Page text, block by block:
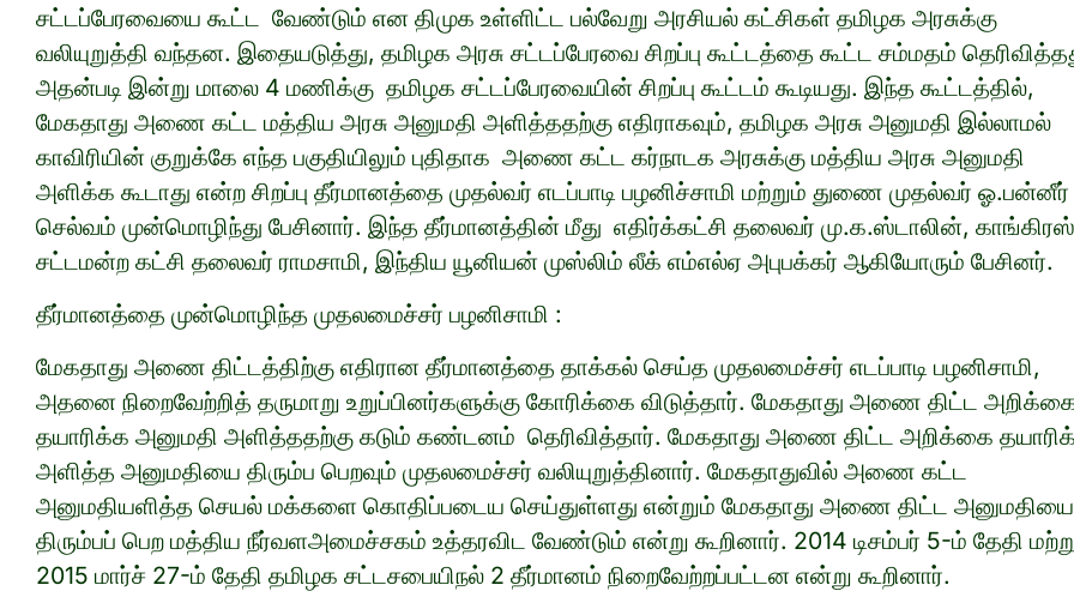
சட்டப்பேரவையை கூட்ட வேண்டும் என திமுக உள்ளிட்ட பல்வேறு அரசியல் கட்சிகள் தமிழக அரசுக்கு
வலியுறுத்தி வந்தன. இதையடுத்து, தமிழக அரசு சட்டப்பேரவை சிறப்பு கூட்டத்தை கூட்ட சம்மதம்
அதன்படி இன்று மாலை 4 மணிக்கு தமிழக சட்டப்பேரவையின் சிறப்பு கூட்டம் கூடியது. இந்த கூட்டத்தில்,
மேகதாது அணை கட்ட மத்திய அரசு அனுமதி அளித்ததற்கு எதிராகவும், தமிழக அரசு அனுமதி இல்லாமல்
காவிரியின் குறுக்கே எந்த பகுதியிலும் புதிதாக அணை கட்ட கர்நாடக அரசுக்கு மத்திய அரசு அனுமதி
அளிக்க கூடாது என்ற சிறப்பு தீர்மானத்தை முதல்வர் எடப்பாடி பழனிச்சாமி மற்றும் துணை முதல்வர் ஓ.பன்னீர்
செல்வம் முன்மொழிந்து பேசினார். இந்த தீர்மானத்தின் மீது எதிர்க்கட்சி தலைவர் மு.க.ஸ்டாலின், காங்கிரஸ்
சட்டமன்ற கட்சி தலைவர் ராமசாமி, இந்திய யூனியன் முஸ்லிம் லீக் எம்எல்ஏ அபுபக்கர் ஆகியோரும் பேசினர்.
தீர்மானத்தை முன்மொழிந்த முதலமைச்சர் பழனிசாமி :
மேகதாது அணை திட்டத்திற்கு எதிரான தீர்மானத்தை தாக்கல் செய்த முதலமைச்சர் எடப்பாடி பழனிசாமி,
அதனை நிறைவேற்றித் தருமாறு உறுப்பினர்களுக்கு கோரிக்கை விடுத்தார். மேகதாது அணை திட்ட
தயாரிக்க அனுமதி அளித்ததற்கு கடும் கண்டனம் தெரிவித்தார். மேகதாது அணை திட்ட அறிக்கை
அளித்த அனுமதியை திரும்ப பெறவும் முதலமைச்சர் வலியுறுத்தினார். மேகதாதுவில் அணை கட்ட
அனுமதியளித்த செயல் மக்களை கொதிப்படைய செய்துள்ளது என்றும் மேகதாது அணை திட்ட அனுமதியை
திரும்பப் பெற மத்திய நீர்வளஅமைச்சகம் உத்தரவிட வேண்டும் என்று கூறினார். 2014 டிசம்பர் 5-ம் தேதி
2015 மார்ச் 27-ம் தேதி தமிழக சட்டசபையிநல் 2 தீர்மானம் நிறைவேற்றப்பட்டன என்று கூறினார்.